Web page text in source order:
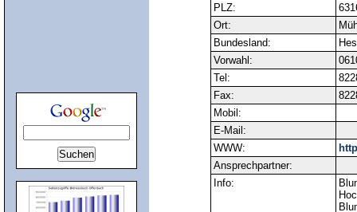
PLZ:
Ort:
Bundesland:
Vorwahl:
Tel:
Fax:
Mobil:
E-Mail:
WWW:
Ansprechpartner:
Info: